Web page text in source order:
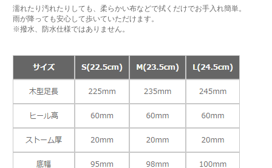
濡れたり汚れたりしても、柔らかい布などで拭くだけでお手入れ簡単。
雨が降っても安心して歩いていただけます。
※撥水、防水仕様ではありません。